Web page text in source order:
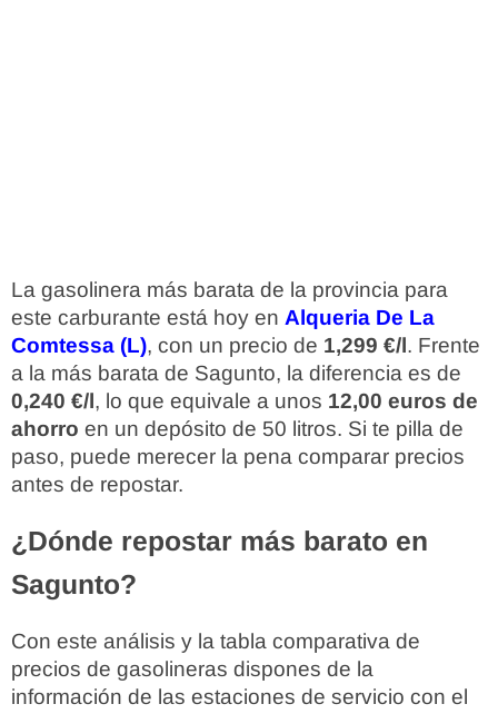
La gasolinera más barata de la provincia para
este carburante está hoy en Alqueria De La
Comtessa (L), con un precio de 1,299 €/l. Frente
a la más barata de Sagunto, la diferencia es de
0,240 €/l, lo que equivale a unos 12,00 euros de
ahorro en un depósito de 50 litros. Si te pilla de
paso, puede merecer la pena comparar precios
antes de repostar.
¿Dónde repostar más barato en
Sagunto?
Con este análisis y la tabla comparativa de
precios de gasolineras dispones de la
información de las estaciones de servicio con el